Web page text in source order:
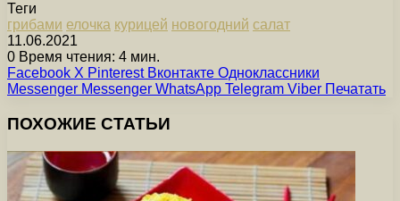
Теги
грибами елочка курицей новогодний салат
11.06.2021
0 Время чтения: 4 мин.
Facebook X Pinterest Вконтакте Одноклассники
Messenger Messenger WhatsApp Telegram Viber Печатать
ПОХОЖИЕ СТАТЬИ